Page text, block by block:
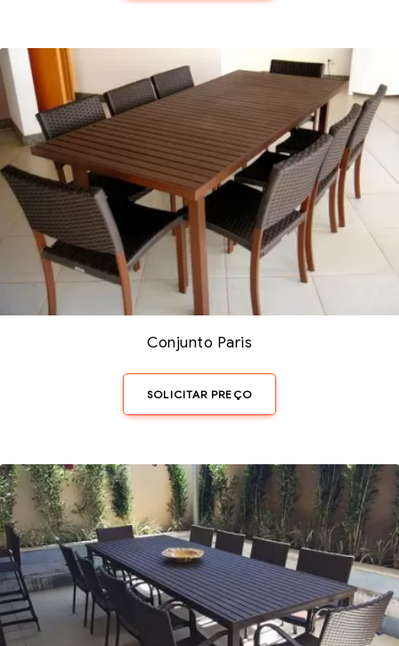
Conjunto Paris
SOLICITAR PREÇO